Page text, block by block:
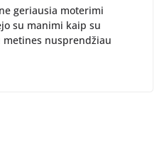
geriausia moterimi
su manimi kaip su
nusprendžiau